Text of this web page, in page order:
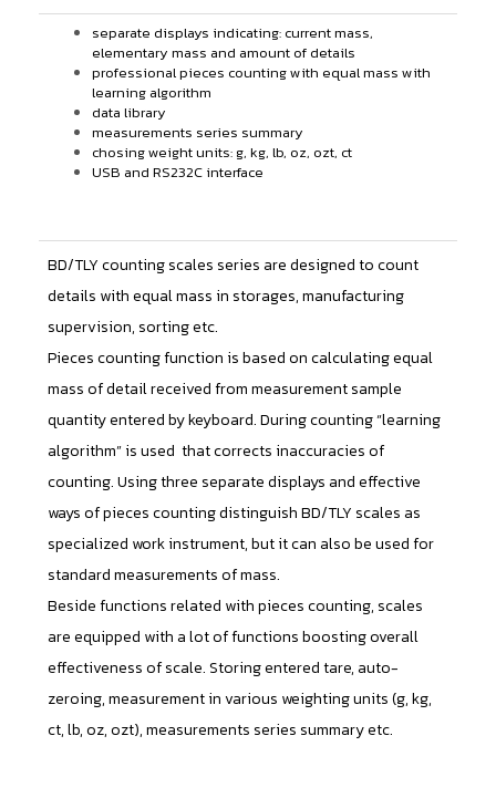
separate displays indicating: current mass,
elementary mass and amount of details
professional pieces counting with equal mass with
learning algorithm
data library
measurements series summary
chosing weight units: g, kg, lb, oz, ozt, ct
USB and RS232C interface
BD/TLY counting scales series are designed to count
details with equal mass in storages, manufacturing
supervision, sorting etc.
Pieces counting function is based on calculating equal
mass of detail received from measurement sample
quantity entered by keyboard. During counting “learning
algorithm” is used that corrects inaccuracies of
counting. Using three separate displays and effective
ways of pieces counting distinguish BD/TLY scales as
specialized work instrument, but it can also be used for
standard measurements of mass.
Beside functions related with pieces counting, scales
are equipped with a lot of functions boosting overall
effectiveness of scale. Storing entered tare, auto-
zeroing, measurement in various weighting units (g, kg,
ct, lb, oz, ozt), measurements series summary etc.